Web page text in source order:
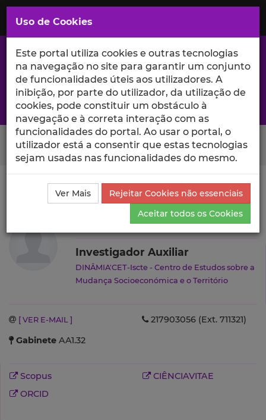
Saltar
para
Conteúdo
Principal
A excelência da investigação e ciência no Iscte
Search Button
Ciência_Iscte Autores Andrea Pavoni
Outras
Atividades
Andrea Pavoni
Investigador Auxiliar
DINÂMIA'CET-Iscte - Centro de Estudos sobre a
Mudança Socioeconómica e o Território
[ VER E-MAIL ]
217903056 (Ext. 711321)
Gabinete AA1.32
Scopus
CIÊNCIAVITAE
ORCID
Uso de Cookies
Este portal utiliza cookies e outras tecnologias
na navegação no site para garantir um conjunto
de funcionalidades úteis aos utilizadores. A
inibição, por parte do utilizador, da utilização de
cookies, pode constituir um obstáculo à
navegação e à correta interação com as
funcionalidades do portal. Ao usar o portal, o
utilizador está a consentir que estas tecnologias
sejam usadas nas funcionalidades do mesmo.
Ver Mais
Rejeitar Cookies não essenciais
Aceitar todos os Cookies